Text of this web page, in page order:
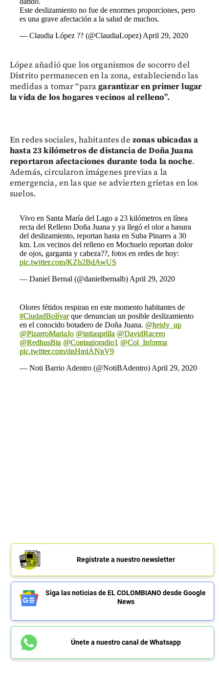
Este deslizamiento no fue de enormes proporciones, pero
es una grave afectación a la salud de muchos.
— Claudia López ?? (@ClaudiaLopez) April 29, 2020
López añadió que los organismos de socorro del
Distrito permanecen en la zona, estableciendo las
medidas a tomar “paragarantizar en primer lugar
la vida de los hogares vecinos al relleno”.
En redes sociales, habitantes de zonas ubicadas a
hasta 23 kilómetros de distancia de Doña Juana
reportaron afectaciones durante toda la noche.
Además, circularon imágenes previas a la
emergencia, en las que se advierten grietas en los
suelos.
Vivo en Santa María del Lago a 23 kilómetros en línea
recta del Relleno Doña Juana y ya llegó el olor a basura
del deslizamiento, reportan hasta en Suba Pinares a 30
km. Los vecinos del relleno en Mochuelo reportan dolor
de ojos, garganta y cabeza??, fotos en redes de hoy:
pic.twitter.com/KZb2BdAwUS
— Daniel Bernal (@danielbernalb) April 29, 2020
Olores fétidos respiran en este momento habitantes de
#CiudadBolívarque denuncian un posible deslizamiento
en el conocido botadero de Doña Juana. @heidy_up
@PizarroMariaJo @intiasprilla @DavidRacero
@RedhusBta @Contagioradio1 @Col_Informa
pic.twitter.com/dnHmiANnV9
— Noti Barrio Adentro (@NotiBAdentro) April 29, 2020
Regístrate a nuestro newsletter
Siga las noticias de EL COLOMBIANO desde Google
News
Únete a nuestro canal de Whatsapp